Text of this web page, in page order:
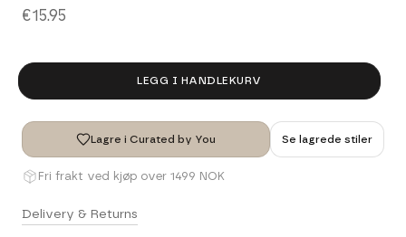
€15.95
LEGG I HANDLEKURV
Lagre i Curated by You Se lagrede stiler
Fri frakt ved kjøp over 1499 NOK
Delivery & Returns